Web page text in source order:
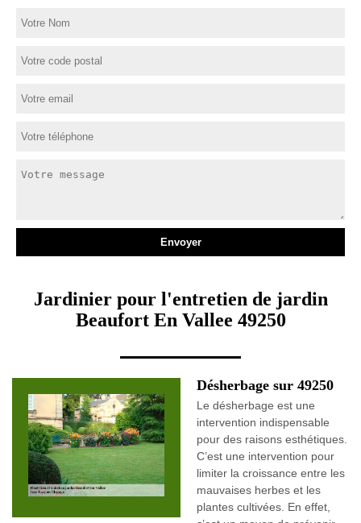
Jardinier pour l'entretien de jardin
Beaufort En Vallee 49250
Désherbage sur 49250
Le désherbage est une
intervention indispensable
pour des raisons esthétiques.
C’est une intervention pour
limiter la croissance entre les
mauvaises herbes et les
plantes cultivées. En effet,